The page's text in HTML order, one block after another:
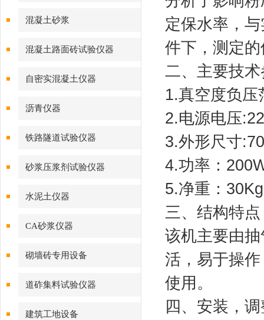
混凝土砂浆
混凝土路面砖试验仪器
自密实混凝土仪器
沥青仪器
铁路隧道试验仪器
砂浆压浆剂试验仪器
水泥土仪器
CA砂浆仪器
砌墙砖专用设备
道砟集料试验仪器
建筑工地设备
定保水率，
件下，测定
二、主要技
1.真空度负
2.电源电压
3.外形尺寸
4.功率：
5.净重：30Kg
三、结构特
该机主要由
活，易于操
使用。
四、安装，